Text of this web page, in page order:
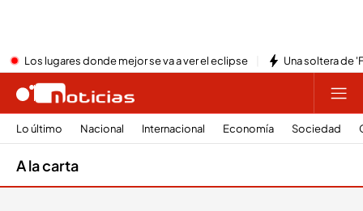
Los lugares donde mejor se va a ver el eclipse Una soltera de
Lo último Nacional Internacional Economía Sociedad
A la carta